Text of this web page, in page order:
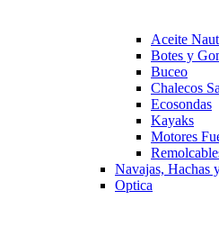
Aceite
Botes y
Buceo
Chalecos
Ecosondas
Kayaks
Motores
Navajas, Hachas
Optica